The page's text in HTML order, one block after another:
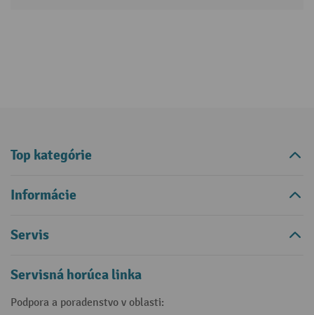
Top kategórie
Informácie
Servis
Servisná horúca linka
Podpora a poradenstvo v oblasti: